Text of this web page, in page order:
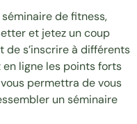
séminaire de fitness,
et jetez un coup
de s’inscrire à différents
ligne les points forts
permettra de vous
un séminaire